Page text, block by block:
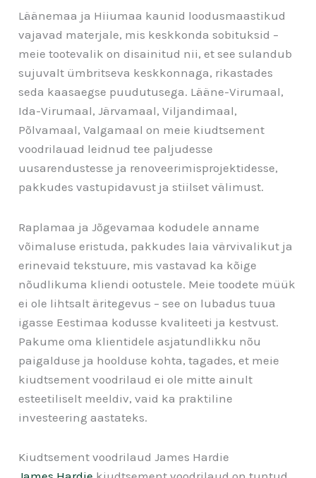
Läänemaa ja Hiiumaa kaunid loodusmaastikud
vajavad materjale, mis keskkonda sobituksid –
meie tootevalik on disainitud nii, et see sulandub
sujuvalt ümbritseva keskkonnaga, rikastades
seda kaasaegse puudutusega. Lääne-Virumaal,
Ida-Virumaal, Järvamaal, Viljandimaal,
Põlvamaal, Valgamaal on meie kiudtsement
voodrilauad leidnud tee paljudesse
uusarendustesse ja renoveerimisprojektidesse,
pakkudes vastupidavust ja stiilset välimust.
Raplamaa ja Jõgevamaa kodudele anname
võimaluse eristuda, pakkudes laia värvivalikut ja
erinevaid tekstuure, mis vastavad ka kõige
nõudlikuma kliendi ootustele. Meie toodete müük
ei ole lihtsalt äritegevus – see on lubadus tuua
igasse Eestimaa kodusse kvaliteeti ja kestvust.
Pakume oma klientidele asjatundlikku nõu
paigalduse ja hoolduse kohta, tagades, et meie
kiudtsement voodrilaud ei ole mitte ainult
esteetiliselt meeldiv, vaid ka praktiline
investeering aastateks.
Kiudtsement voodrilaud James Hardie